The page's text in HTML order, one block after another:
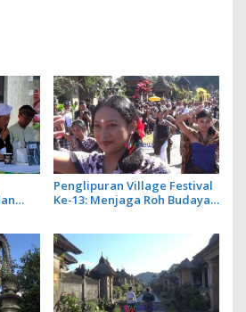
Penglipuran Village Festival
Ke-13: Menjaga Roh Budaya